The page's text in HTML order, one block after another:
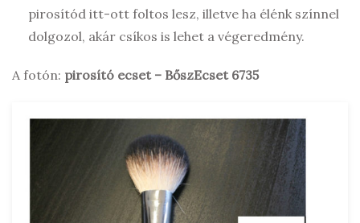
pirosítód itt-ott foltos lesz, illetve ha élénk színnel
dolgozol, akár csíkos is lehet a végeredmény.
A fotón: pirosító ecset – BőszEcset 6735